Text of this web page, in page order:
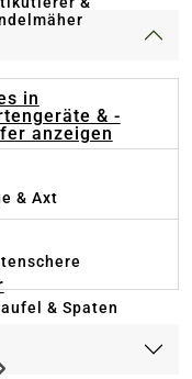
in
& -
anzeigen
& Axt
& Spaten